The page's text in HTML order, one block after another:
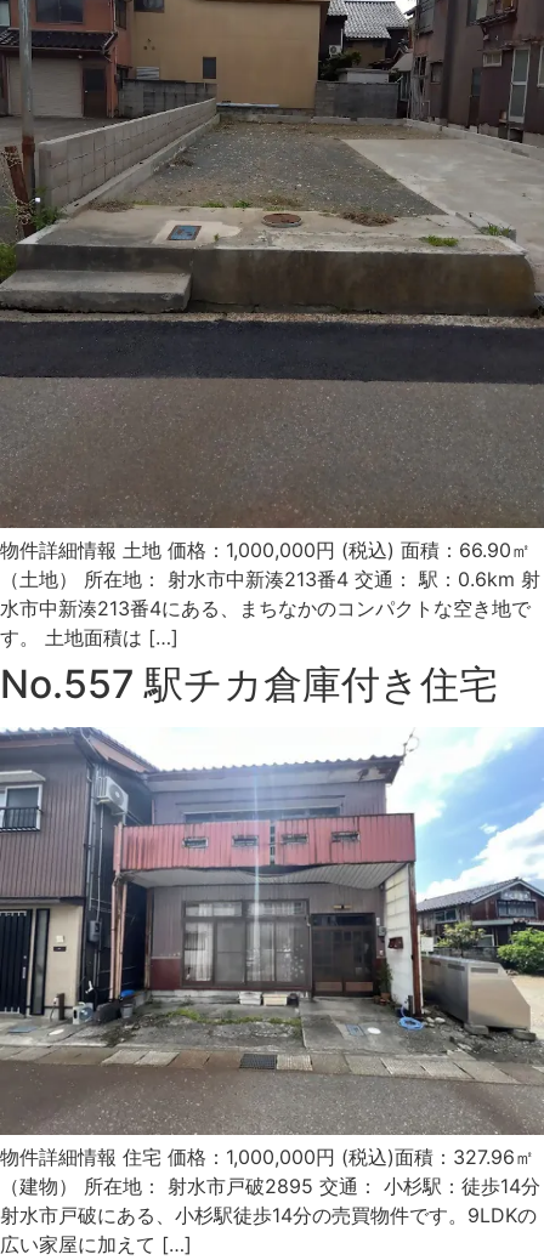
物件詳細情報 土地 価格：1,000,000円 (税込) 面積：66.90㎡
（土地） 所在地： 射水市中新湊213番4 交通： 駅：0.6km 射
水市中新湊213番4にある、まちなかのコンパクトな空き地で
す。 土地面積は […]
No.557 駅チカ倉庫付き住宅
物件詳細情報 住宅 価格：1,000,000円 (税込)面積：327.96㎡
（建物） 所在地： 射水市戸破2895 交通： 小杉駅：徒歩14分
射水市戸破にある、小杉駅徒歩14分の売買物件です。9LDKの
広い家屋に加えて […]